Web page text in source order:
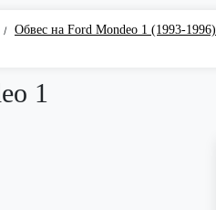
/ Обвес на Ford Mondeo 1 (1993-1996)
1